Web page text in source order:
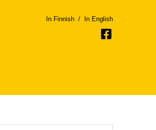
In Finnish / In English